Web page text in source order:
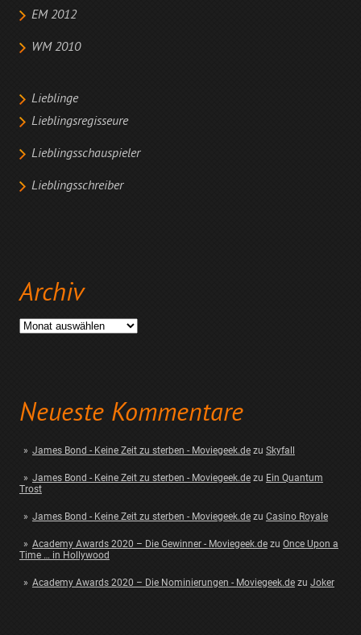
EM 2012
WM 2010
Lieblinge
Lieblingsregisseure
Lieblingsschauspieler
Lieblingsschreiber
Archiv
Archiv
Neueste Kommentare
James Bond - Keine Zeit zu sterben - Moviegeek.dezu Skyfall
James Bond - Keine Zeit zu sterben - Moviegeek.dezu Ein Quantum
Trost
James Bond - Keine Zeit zu sterben - Moviegeek.dezu Casino Royale
Academy Awards 2020 – Die Gewinner - Moviegeek.dezu Once Upon a
Time … in Hollywood
Academy Awards 2020 – Die Nominierungen - Moviegeek.dezu Joker